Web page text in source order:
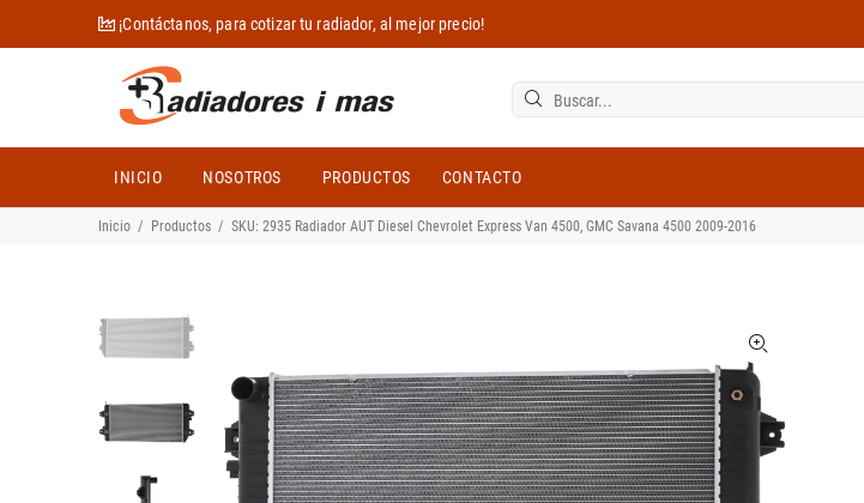
¡Contáctanos, para cotizar tu radiador, al mejor precio!
INICIO NOSOTROS PRODUCTOS CONTACTO
Inicio Productos SKU: 2935 Radiador AUT Diesel Chevrolet Express Van 4500, GMC Savana 4500 2009-2016